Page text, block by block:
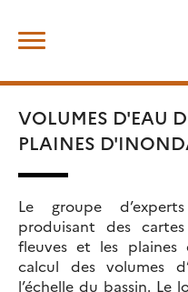
content
VOLUMES D'EAU
PLAINES
Le groupe
produisant des
fleuves et les plaines
calcul des volumes
l’échelle du bassin. Le